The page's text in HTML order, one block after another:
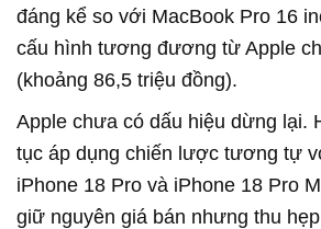
đáng kể so với MacBook Pro 16
cấu hình tương đương từ Apple
(khoảng 86,5 triệu đồng).
Apple chưa có dấu hiệu dừng lại.
tục áp dụng chiến lược tương tự
iPhone 18 Pro và iPhone 18 Pro
giữ nguyên giá bán nhưng thu